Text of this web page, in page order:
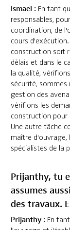
Ismael :En tant
responsables,
coordination, de
cours
construction soit
délais et dans le
la qualité,
sécurité,
gestion des
vérifions les
construction pour
Une autre tâche
maître d'ouvrage,
spécialistes de la
Prijanthy, tu
assumes
des travaux.
Prijanthy :En tant